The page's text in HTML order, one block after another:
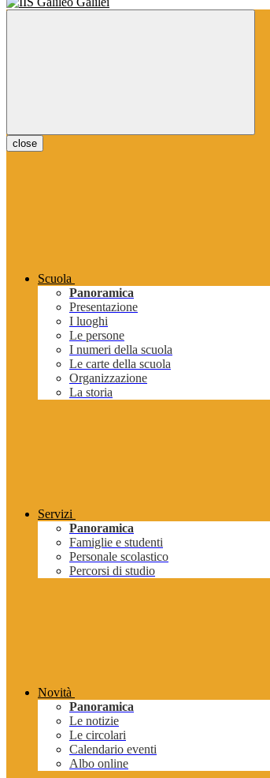
close
Scuola
Panoramica
Presentazione
I luoghi
Le persone
I numeri della scuola
Le carte della scuola
Organizzazione
La storia
Servizi
Panoramica
Famiglie e studenti
Personale scolastico
Percorsi di studio
Novità
Panoramica
Le notizie
Le circolari
Calendario eventi
Albo online